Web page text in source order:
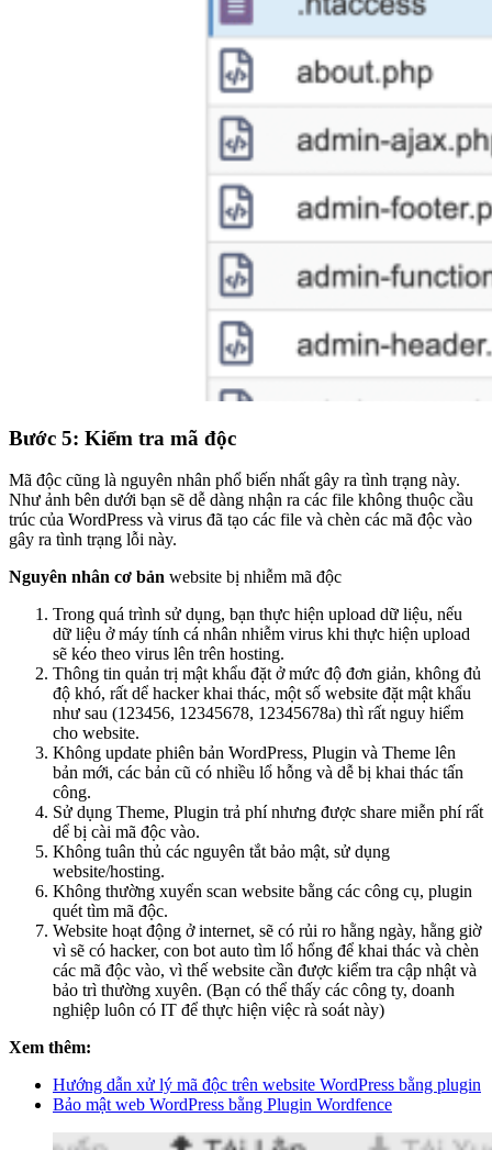
Bước 5: Kiểm tra mã độc
Mã độc cũng là nguyên nhân phổ biến nhất gây ra tình trạng này.
Như ảnh bên dưới bạn sẽ dễ dàng nhận ra các file không thuộc cầu
trúc của WordPress và virus đã tạo các file và chèn các mã độc vào
gây ra tình trạng lỗi này.
Nguyên nhân cơ bản website bị nhiễm mã độc
Trong quá trình sử dụng, bạn thực hiện upload dữ liệu, nếu
dữ liệu ở máy tính cá nhân nhiễm virus khi thực hiện upload
sẽ kéo theo virus lên trên hosting.
Thông tin quản trị mật khẩu đặt ở mức độ đơn giản, không đủ
độ khó, rất dể hacker khai thác, một số website đặt mật khẩu
như sau (123456, 12345678, 12345678a) thì rất nguy hiểm
cho website.
Không update phiên bản WordPress, Plugin và Theme lên
bản mới, các bản cũ có nhiều lổ hỗng và dễ bị khai thác tấn
công.
Sử dụng Theme, Plugin trả phí nhưng được share miễn phí rất
dể bị cài mã độc vào.
Không tuân thủ các nguyên tắt bảo mật, sử dụng
website/hosting.
Không thường xuyển scan website bằng các công cụ, plugin
quét tìm mã độc.
Website hoạt động ở internet, sẽ có rủi ro hằng ngày, hằng giờ
vì sẽ có hacker, con bot auto tìm lổ hổng để khai thác và chèn
các mã độc vào, vì thế website cần được kiểm tra cập nhật và
bảo trì thường xuyên. (Bạn có thể thấy các công ty, doanh
nghiệp luôn có IT để thực hiện việc rà soát này)
Xem thêm:
Hướng dẫn xử lý mã độc trên website WordPress bằng plugin
Bảo mật web WordPress bằng Plugin Wordfence